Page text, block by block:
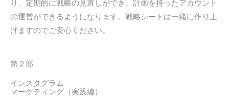
り、定期的に戦略の見直しができ、計画を持ったアカウント
の運営ができるようになります。戦略シートは一緒に作り上
げますのでご安心ください。
第２部
インスタグラム
マーケティング（実践編）